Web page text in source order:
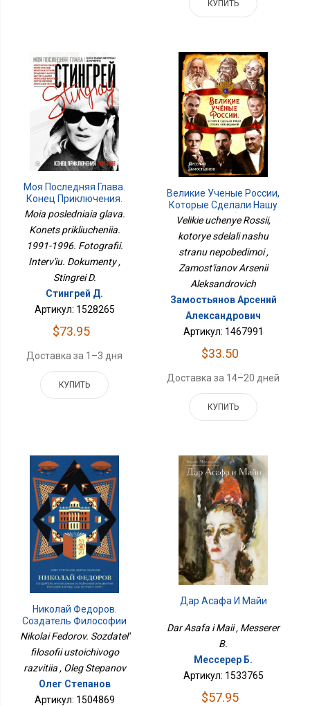
КУПИТЬ
Моя Последняя Глава.
Конец Приключения.
1991-1996. Фотографии.
Интервью. Документы
Moia posledniaia glava.
Konets prikliucheniia.
1991-1996. Fotografii.
Interv'iu. Dokumenty ,
Stingrei D.
Стингрей Д.
Артикул: 1528265
$73.95
Доставка за 1–3 дня
КУПИТЬ
Великие Ученые России,
Которые Сделали Нашу
Страну Непобедимой
Velikie uchenye Rossii,
kotorye sdelali nashu
stranu nepobedimoi ,
Zamost'ianov Arsenii
Aleksandrovich
Замостьянов Арсений
Александрович
Артикул: 1467991
$33.50
Доставка за 14–20 дней
КУПИТЬ
Николай Федоров.
Создатель Философии
Устойчивого Развития
Nikolai Fedorov. Sozdatel'
filosofii ustoichivogo
razvitiia , Oleg Stepanov
Олег Степанов
Артикул: 1504869
Дар Асафа И Майи
Dar Asafa i Maii , Messerer
B.
Мессерер Б.
Артикул: 1533765
$57.95